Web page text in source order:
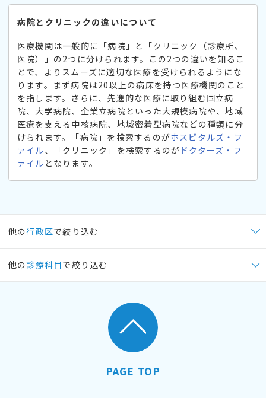
病院とクリニックの違いについて
医療機関は一般的に「病院」と「クリニック（診療所、
医院）」の2つに分けられます。この2つの違いを知るこ
とで、よりスムーズに適切な医療を受けられるようにな
ります。まず病院は20以上の病床を持つ医療機関のこと
を指します。さらに、先進的な医療に取り組む国立病
院、大学病院、企業立病院といった大規模病院や、地域
医療を支える中核病院、地域密着型病院などの種類に分
けられます。「病院」を検索するのがホスピタルズ・フ
ァイル、「クリニック」を検索するのが ドクターズ・フ
ァイル となります。
他の行政区で絞り込む
他の 診療科目で絞り込む
PAGE TOP